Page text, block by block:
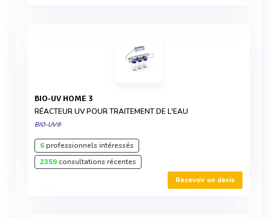
BIO-UV HOME 3
RÉACTEUR UV POUR TRAITEMENT DE L'EAU
BIO-UV®
6professionnels intéressés
2359consultations récentes
Recevoir un devis